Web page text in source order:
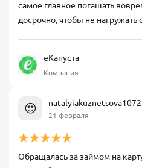
самое главное погашать
досрочно, чтобы не нагружать
еКапуста
Компания
😍 21 февраля
Обращалась за займом на